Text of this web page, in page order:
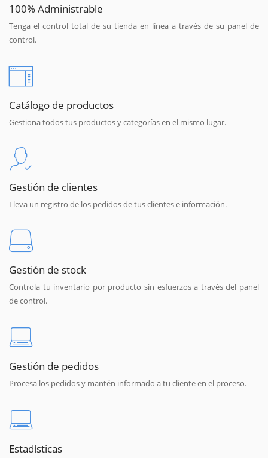
100% Administrable
Tenga el control total de su tienda en línea a través de su panel de
control.
Catálogo de productos
Gestiona todos tus productos y categorías en el mismo lugar.
Gestión de clientes
Lleva un registro de los pedidos de tus clientes e información.
Gestión de stock
Controla tu inventario por producto sin esfuerzos a través del panel
de control.
Gestión de pedidos
Procesa los pedidos y mantén informado a tu cliente en el proceso.
Estadísticas